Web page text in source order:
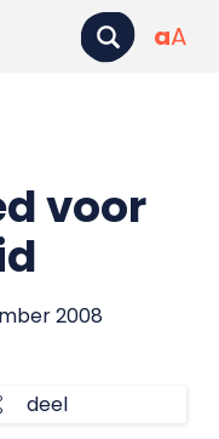
aA
voor
2008
deel